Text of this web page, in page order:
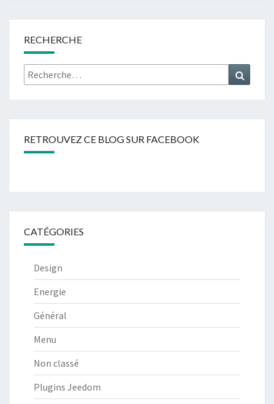
RECHERCHE
Rechercher :
RETROUVEZ CE BLOG SUR FACEBOOK
CATÉGORIES
Design
Energie
Général
Menu
Non classé
Plugins Jeedom